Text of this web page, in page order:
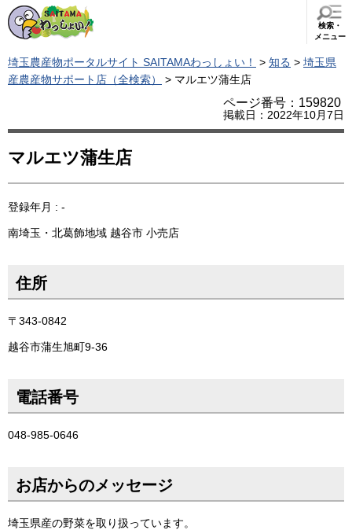
検索・
メニュー
埼玉農産物ポータルサイト SAITAMAわっしょい！ > 知る > 埼玉県
産農産物サポート店（全検索）
> マルエツ蒲生店
ページ番号：159820
掲載日：2022年10月7日
マルエツ蒲生店
登録年月 : -
南埼玉・北葛飾地域 越谷市 小売店
住所
〒343-0842
越谷市蒲生旭町9-36
電話番号
048-985-0646
お店からのメッセージ
埼玉県産の野菜を取り扱っています。